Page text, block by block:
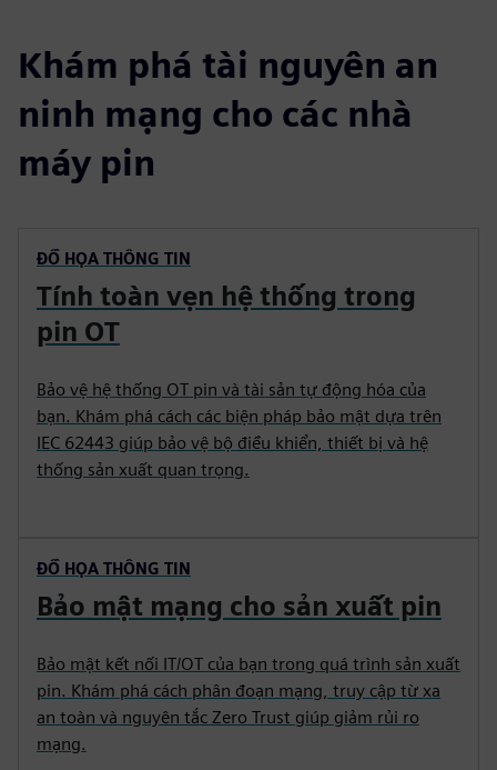
Khám phá tài nguyên an
ninh mạng cho các nhà
máy pin
ĐỒ HỌA THÔNG TIN
Tính toàn vẹn hệ thống trong
pin OT
Bảo vệ hệ thống OT pin và tài sản tự động hóa của
bạn. Khám phá cách các biện pháp bảo mật dựa trên
IEC 62443 giúp bảo vệ bộ điều khiển, thiết bị và hệ
thống sản xuất quan trọng.
ĐỒ HỌA THÔNG TIN
Bảo mật mạng cho sản xuất pin
Bảo mật kết nối IT/OT của bạn trong quá trình sản xuất
pin. Khám phá cách phân đoạn mạng, truy cập từ xa
an toàn và nguyên tắc Zero Trust giúp giảm rủi ro
mạng.